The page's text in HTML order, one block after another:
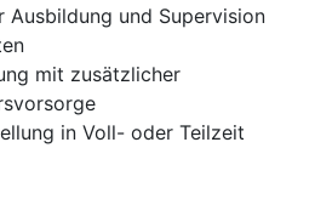
Ausbildung und Supervision
mit zusätzlicher
in Voll- oder Teilzeit